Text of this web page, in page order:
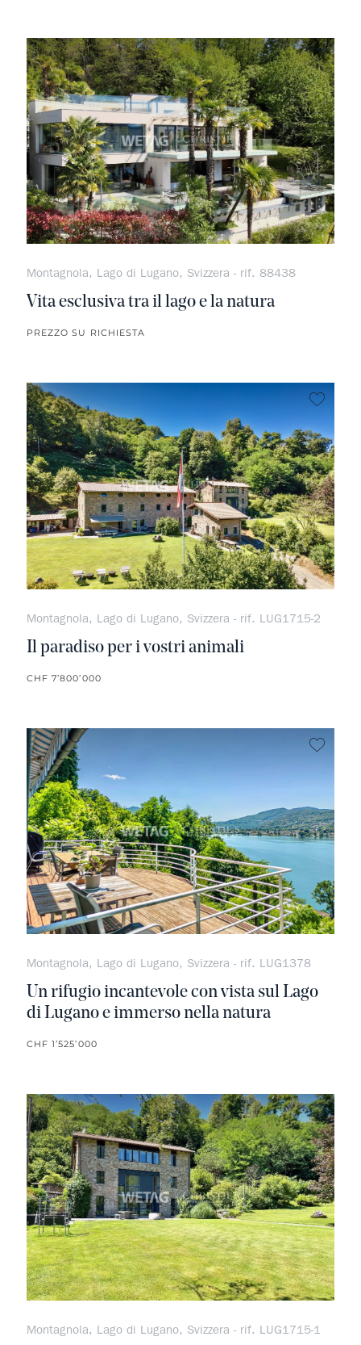
Non
Montagnola, Lago di Lugano, Svizzera - rif. 88438
Vita esclusiva tra il lago e la natura
PREZZO SU RICHIESTA
Montagnola, Lago di Lugano, Svizzera - rif. LUG1715-2
Il paradiso per i vostri animali
CHF 7’800’000
Montagnola, Lago di Lugano, Svizzera - rif. LUG1378
Un rifugio incantevole con vista sul Lago
di Lugano e immerso nella natura
CHF 1’525’000
Non
Montagnola, Lago di Lugano, Svizzera - rif. LUG1715-1